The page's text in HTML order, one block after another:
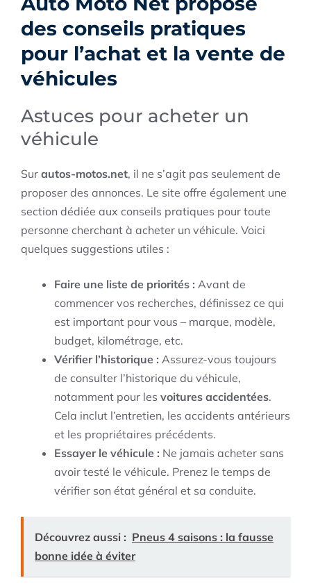
des conseils pratiques
pour l’achat et la vente de
véhicules
Astuces pour acheter un
véhicule
Sur autos-motos.net, il ne s’agit pas seulement de
proposer des annonces. Le site offre également une
section dédiée aux conseils pratiques pour toute
personne cherchant à acheter un véhicule. Voici
quelques suggestions utiles :
Faire une liste de priorités : Avant de
commencer vos recherches, définissez ce qui
est important pour vous – marque, modèle,
budget, kilométrage, etc.
Vérifier l’historique : Assurez-vous toujours
de consulter l’historique du véhicule,
notamment pour les voitures accidentées.
Cela inclut l’entretien, les accidents antérieurs
et les propriétaires précédents.
Essayer le véhicule : Ne jamais acheter sans
avoir testé le véhicule. Prenez le temps de
vérifier son état général et sa conduite.
Découvrez aussi : Pneus 4 saisons : la fausse
bonne idée à éviter